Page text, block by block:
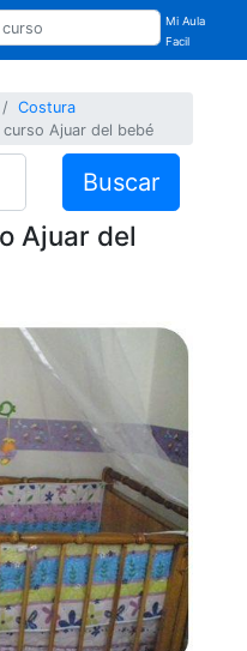
Mi Aula
Facil
Costura
Ajuar del bebé
Buscar
Ajuar del